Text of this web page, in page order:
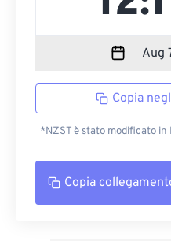
Copia
*NZST è stato modificato
Copia